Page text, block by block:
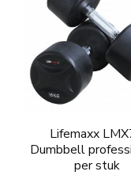
Lifemaxx
Dumbbell
per stuk